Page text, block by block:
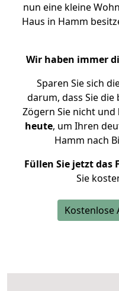
nun eine kleine
Haus in Hamm
Wir haben immer
Sparen Sie sich
darum, dass Sie
Zögern Sie nicht und
heute, um Ihren
Hamm nach
Füllen Sie jetzt das
Sie
Kostenlose